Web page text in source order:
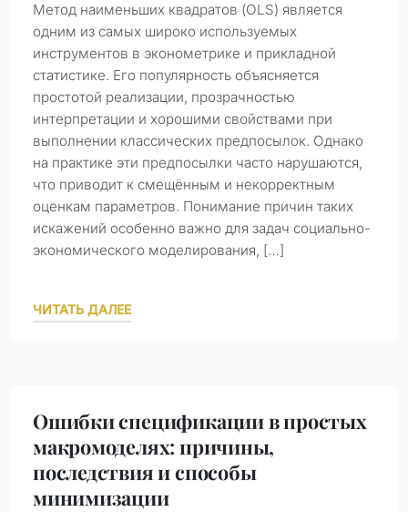
Метод наименьших квадратов (OLS) является
одним из самых широко используемых
инструментов в эконометрике и прикладной
статистике. Его популярность объясняется
простотой реализации, прозрачностью
интерпретации и хорошими свойствами при
выполнении классических предпосылок. Однако
на практике эти предпосылки часто нарушаются,
что приводит к смещённым и некорректным
оценкам параметров. Понимание причин таких
искажений особенно важно для задач социально-
экономического моделирования, […]
ЧИТАТЬ ДАЛЕЕ
Ошибки спецификации в простых
макромоделях: причины,
последствия и способы
минимизации